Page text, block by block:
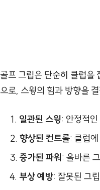
골프 그립은 단순히 클럽을
으로, 스윙의 힘과 방향을
일관된 스윙: 안정적
향상된 컨트롤: 클럽
증가된 파워 : 올바른
부상 예방: 잘못된 그